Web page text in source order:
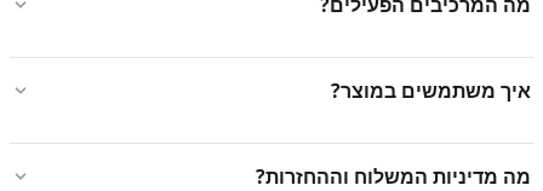
איך משתמשים במוצר?
מה מדיניות המשלוח וההחזרות?